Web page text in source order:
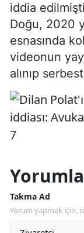
iddia
Doğu, 2020
esnasında
videonun
alınıp serbest
Takma Ad
Yorum yapmak için,